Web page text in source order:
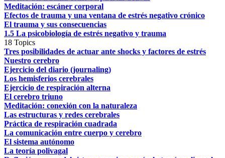
Meditación: escáner corporal
Efectos de trauma y una ventana de estrés negativo crónico
El trauma y sus consecuencias
1.5 La psicobiología de estrés negativo y trauma
18 Topics
Tres posibilidades de actuar ante shocks y factores de estrés
Nuestro cerebro
Ejercicio del diario (journaling)
Los hemisferios cerebrales
Ejercicio de respiración alterna
El cerebro triuno
Meditación: conexión con la naturaleza
Las estructuras y redes cerebrales
Práctica de respiración cuadrada
La comunicación entre cuerpo y cerebro
El sistema autónomo
La teoría polivagal